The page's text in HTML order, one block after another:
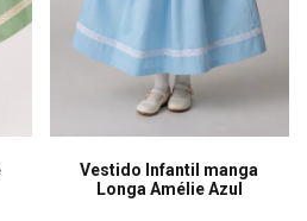
Vestido Infantil manga
Longa Amélie Azul